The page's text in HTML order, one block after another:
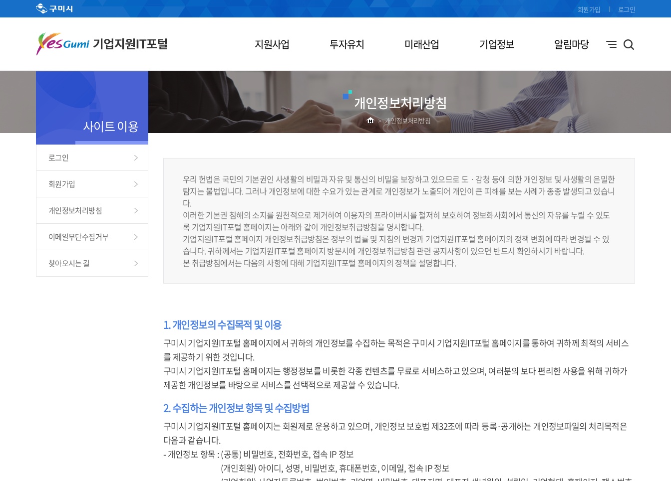
지원사업 투자유치 미래산업 기업정보 알림마당
회원가입 로그인
개인정보처리방침
> 개인정보처리방침
사이트 이용
로그인
회원가입
개인정보처리방침
이메일무단수집거부
찾아오시는 길
우리 헌법은 국민의 기본권인 사생활의 비밀과 자유 및 통신의 비밀을 보장하고 있으므로 도ㆍ감청 등에 의한 개인정보 및 사생활의 은밀한
탐지는 불법입니다. 그러나 개인정보에 대한 수요가 있는 관계로 개인정보가 노출되어 개인이 큰 피해를 보는 사례가 종종 발생되고 있습니
다.
이러한 기본권 침해의 소지를 원천적으로 제거하여 이용자의 프라이버시를 철저히 보호하여 정보화사회에서 통신의 자유를 누릴 수 있도
록 기업지원IT포털 홈페이지는 아래와 같이 개인정보취급방침을 명시합니다.
기업지원IT포털 홈페이지 개인정보취급방침은 정부의 법률 및 지침의 변경과 기업지원IT포털 홈페이지의 정책 변화에 따라 변경될 수 있
습니다. 귀하께서는 기업지원IT포털 홈페이지 방문시에 개인정보취급방침 관련 공지사항이 있으면 반드시 확인하시기 바랍니다.
본 취급방침에서는 다음의 사항에 대해 기업지원IT포털 홈페이지의 정책을 설명합니다.
1. 개인정보의 수집목적 및 이용
구미시 기업지원IT포털 홈페이지에서 귀하의 개인정보를 수집하는 목적은 구미시 기업지원IT포털 홈페이지를 통하여 귀하께 최적의 서비스
를 제공하기 위한 것입니다.
구미시 기업지원IT포털 홈페이지는 행정정보를 비롯한 각종 컨텐츠를 무료로 서비스하고 있으며, 여러분의 보다 편리한 사용을 위해 귀하가
제공한 개인정보를 바탕으로 서비스를 선택적으로 제공할 수 있습니다.
2. 수집하는 개인정보 항목 및 수집방법
구미시 기업지원IT포털 홈페이지는 회원제로 운용하고 있으며, 개인정보 보호법 제32조에 따라 등록·공개하는 개인정보파일의 처리목적은
다음과 같습니다.
- 개인정보 항목 : (공통) 비밀번호, 전화번호, 접속 IP 정보
(개인회원) 아이디, 성명, 비밀번호, 휴대폰번호, 이메일, 접속 IP 정보